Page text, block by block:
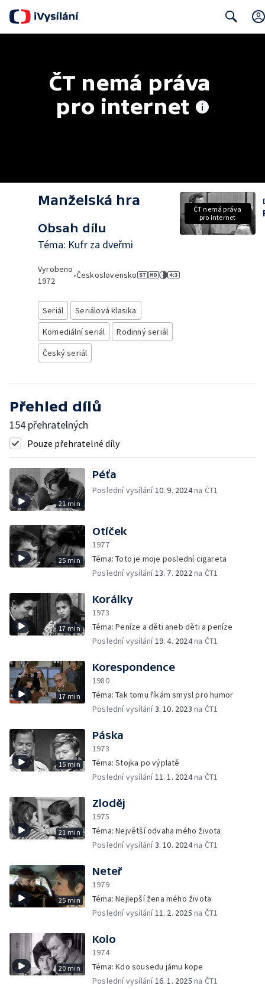
ČT nemá práva
pro internet
Manželská hra
Obsah dílu
Téma: Kufr za dveřmi
Vyrobeno
1972
•Československo
Seriál
Seriálová klasika
Komediální seriál
Rodinný seriál
Český seriál
ČT nemá práva
pro internet
Přehled dílů
154 přehratelných
Pouze přehratelné díly
21 min
Péťa
Poslední vysílání10. 9. 2024na ČT1
25 min
Otíček
1977
Téma: Toto je moje poslední cigareta
Poslední vysílání13. 7. 2022na ČT1
17 min
Korálky
1973
Téma: Peníze a děti aneb děti a peníze
Poslední vysílání19. 4. 2024na ČT1
17 min
Korespondence
1980
Téma: Tak tomu říkám smysl pro humor
Poslední vysílání3. 10. 2023 na ČT1
15 min
Páska
1973
Téma: Stojka po výplatě
Poslední vysílání11. 1. 2024na ČT1
21 min
Zloděj
1975
Téma: Největší odvaha mého života
Poslední vysílání3. 10. 2024na ČT1
25 min
Neteř
1979
Téma: Nejlepší žena mého života
Poslední vysílání11. 2. 2025 na ČT1
20 min
Kolo
1974
Téma: Kdo sousedu jámu kope
Poslední vysílání16. 1. 2025 na ČT1